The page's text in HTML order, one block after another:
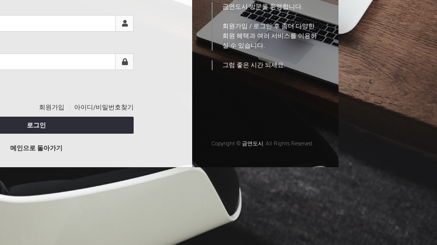
회원가입 아이디/비밀번호찾기
로그인
메인으로 돌아가기
금연도시 방문을 환영합니다.
회원가입 / 로그인 후 좀더 다양한
회원 혜택과 여러 서비스를 이용하
실 수 있습니다.
그럼 좋은 시간 되세요.
Copyright © 금연도시. All Rights Reserved.